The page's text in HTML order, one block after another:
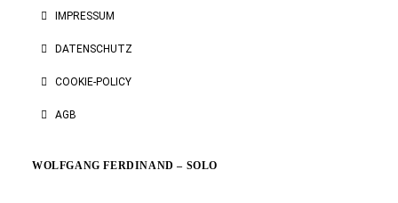
IMPRESSUM
DATENSCHUTZ
COOKIE-POLICY
AGB
WOLFGANG FERDINAND – SOLO